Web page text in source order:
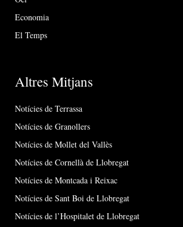
Economia
El Temps
Altres Mitjans
Notícies de Terrassa
Notícies de Granollers
Notícies de Mollet del Vallès
Notícies de Cornellà de Llobregat
Notícies de Montcada i Reixac
Notícies de Sant Boi de Llobregat
Notícies de l’Hospitalet de Llobregat